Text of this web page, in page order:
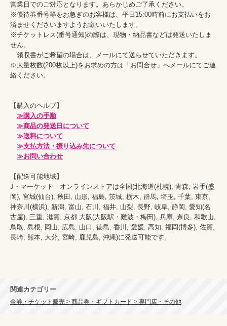
営業日でのご対応となります。あらかじめご了承ください。
※優待券番号等をお急ぎのお客様は、平日15:00時前にお支払いをお
済ませくださいますようお願いいたします。
※チケットレス(番号通知)の際は、現物・納品書などは発送いたしま
せん。
領収書がご希望の場合は、メールにて送らせていただきます。
※大量枚数(200枚以上)をお求めの方は「お問合せ」へメールにてご連
絡ください。
【購入のヘルプ】
≫購入の手順
≫商品の発送日について
≫送料について
≫支払方法・振り込み先について
≫お問い合わせ
【配送可能地域】
J・マーケット　オンラインストアは全国(北海道(札幌), 青森, 岩手(盛
岡), 宮城(仙台), 秋田, 山形, 福島, 茨城, 栃木, 群馬, 埼玉, 千葉, 東京,
神奈川(横浜), 新潟, 富山, 石川, 福井, 山梨, 長野, 岐阜, 静岡, 愛知(名
古屋), 三重, 滋賀, 京都 大阪(大阪駅・難波・梅田), 兵庫, 奈良, 和歌山,
鳥取, 島根, 岡山, 広島, 山口, 徳島, 香川, 愛媛, 高知, 福岡(博多), 佐賀,
長崎, 熊本, 大分, 宮崎, 鹿児島, 沖縄)に発送可能です。
関連カテゴリー
金券・チケット販売 > 商品券・ギフトカード > 専門店・その他